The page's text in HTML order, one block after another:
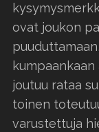
ovat joukon
joutuu rataa
toinen
varustettuja